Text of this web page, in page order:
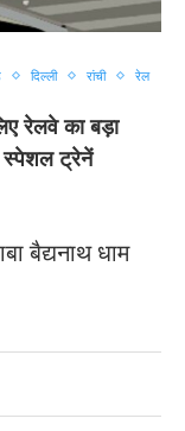
दिल्ली रांची रेल
रेलवे का बड़ा
स्पेशल ट्रेनें
बैद्यनाथ धाम